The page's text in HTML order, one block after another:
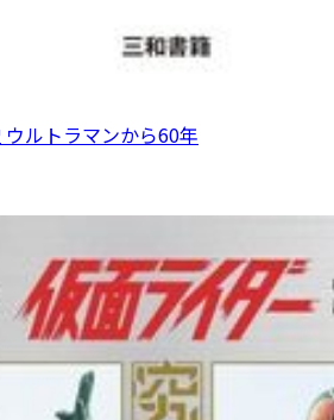
ルトラマンから60年